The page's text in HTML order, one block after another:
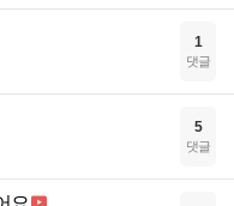
1
댓글
5
댓글